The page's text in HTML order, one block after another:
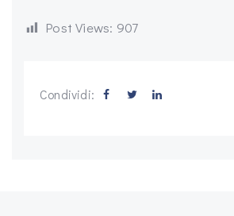
Post Views: 907
Condividi: